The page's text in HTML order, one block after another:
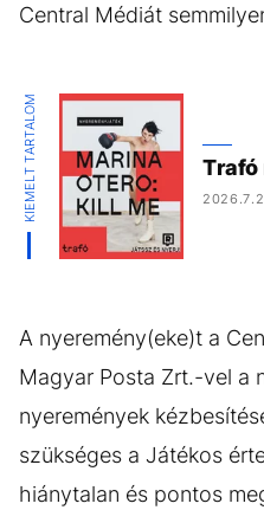
Central Médiát
KIEMELT TARTALOM Trafó
A nyeremény(eke)t a
Magyar Posta Zrt.-vel a
nyeremények
szükséges a Játékos
hiánytalan és pontos